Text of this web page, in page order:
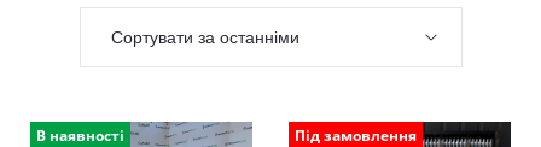
В наявності Під замовлення